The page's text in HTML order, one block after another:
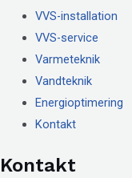
VVS-installation
VVS-service
Varmeteknik
Vandteknik
Energioptimering
Kontakt
Kontakt